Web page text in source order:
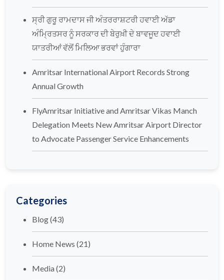
ਸ੍ਰੀ ਗੁਰੂ ਰਾਮਦਾਸ ਜੀ ਅੰਤਰਰਾਸ਼ਟਰੀ ਹਵਾਈ ਅੱਡਾ
ਅੰਮ੍ਰਿਤਸਰ ਨੂੰ ਸਰਕਾਰ ਦੀ ਬੇਰੁਖ਼ੀ ਦੇ ਬਾਵਜੂਦ ਹਵਾਈ
ਯਾਤਰੀਆਂ ਵੱਲੋਂ ਮਿਲਿਆ ਭਰਵਾਂ ਹੁੰਗਾਰਾ
Amritsar International Airport Records Strong
Annual Growth
FlyAmritsar Initiative and Amritsar Vikas Manch
Delegation Meets New Amritsar Airport Director
to Advocate Passenger Service Enhancements
Categories
Blog(43)
Home News (21)
Media (2)